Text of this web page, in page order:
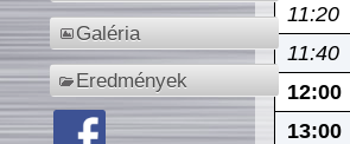
Galéria
Eredmények
11:20
11:40
12:00
13:00